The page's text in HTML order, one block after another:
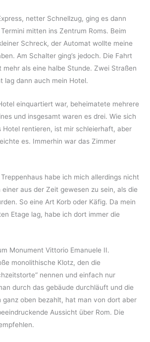
netter Schnellzug, ging es dann
mitten ins Zentrum Roms. Beim
Schreck, der Automat wollte meine
Am Schalter ging’s jedoch. Die Fahrt
mehr als eine halbe Stunde. Zwei Straßen
lag dann auch mein Hotel.
einquartiert war, beheimatete mehrere
und insgesamt waren es drei. Wie sich
Hotel rentieren, ist mir schleierhaft, aber
es. Immerhin war das Zimmer
habe ich mich allerdings nicht
aus der Zeit gewesen zu sein, als die
So eine Art Korb oder Käfig. Da mein
Etage lag, habe ich dort immer die
Monument Vittorio Emanuele II.
monolithische Klotz, den die
nennen und einfach nur
durch das gebäude durchläuft und die
ganz oben bezahlt, hat man von dort aber
Aussicht über Rom. Die